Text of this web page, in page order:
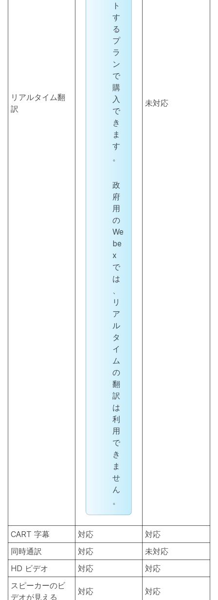
リアルタイム翻
訳
ト
す
る
プ
ラ
ン
で
購
入
で
き
ま
す
。
政
府
用
の
We
be
x
で
は
、
リ
ア
ル
タ
イ
ム
の
翻
訳
は
利
用
で
き
ま
せ
ん
。
未対応
CART 字幕 対応
対応
同時通訳
対応
未対応
HD ビデオ
対応
対応
スピーカーのビ
デオが見える
対応 対応